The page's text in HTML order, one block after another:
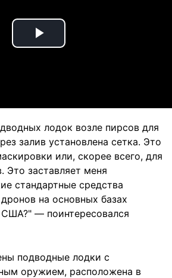
Play
лодок возле пирсов для
залив установлена сетка. Это
или, скорее всего, для
Это заставляет меня
стандартные средства
на основных базах
— поинтересовался
подводные лодки с
оружием, расположена в